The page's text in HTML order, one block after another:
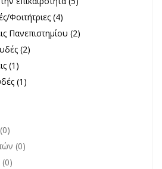
Φοιτήτριες filter
Φοιτήτριες (4)
filter
Πανεπιστημίου filter
Πανεπιστημίου (2)
Σπουδές filter
(2)
filter
(1)
filter
(1)
(0)
(0)